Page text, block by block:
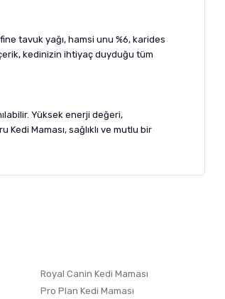
tavuk yağı, hamsi unu %6, karides
kedinizin ihtiyaç duyduğu tüm
Yüksek enerji değeri,
Maması, sağlıklı ve mutlu bir
Royal Canin Kedi Maması
Pro Plan Kedi Maması